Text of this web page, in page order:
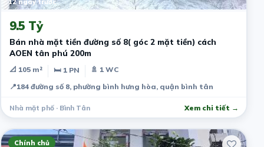
9.5 Tỷ
Bán nhà mặt tiền đường số 8( góc 2 mặt tiền) cách
AOEN tân phú 200m
📐 105 m² 🛏 1 PN
🚿 1 WC
📍184 đường số 8, phường bình hưng hòa, quận bình tân
Nhà mặt phố · Bình Tân Xem chi tiết →
Chính chủ